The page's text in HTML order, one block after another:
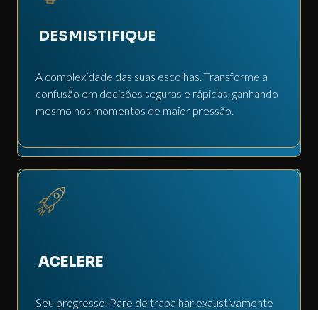
DESMISTIFIQUE
A complexidade das suas escolhas. Transforme a
confusão em decisões seguras e rápidas, ganhando
mesmo nos momentos de maior pressão.
ACELERE
Seu progresso. Pare de trabalhar exaustivamente